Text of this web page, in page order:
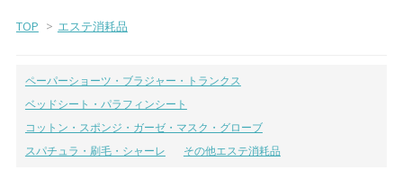
TOP > エステ消耗品
ペーパーショーツ・ブラジャー・トランクス
ベッドシート・パラフィンシート
コットン・スポンジ・ガーゼ・マスク・グローブ
スパチュラ・刷毛・シャーレ
その他エステ消耗品